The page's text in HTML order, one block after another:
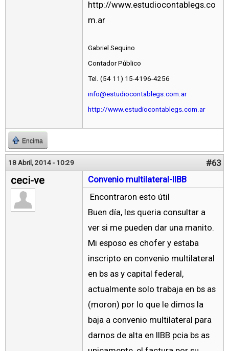
http://www.estudiocontablegs.co
m.ar
Gabriel Sequino
Contador Público
Tel. (54 11) 15-4196-4256
info@estudiocontablegs.com.ar
http://www.estudiocontablegs.com.ar
Encima
18 Abril, 2014 - 10:29 #63
ceci-ve
Convenio multilateral-IIBB
Encontraron esto útil
Buen día, les queria consultar a
ver si me pueden dar una manito.
Mi esposo es chofer y estaba
inscripto en convenio multilateral
en bs as y capital federal,
actualmente solo trabaja en bs as
(moron) por lo que le dimos la
baja a convenio multilateral para
darnos de alta en IIBB pcia bs as